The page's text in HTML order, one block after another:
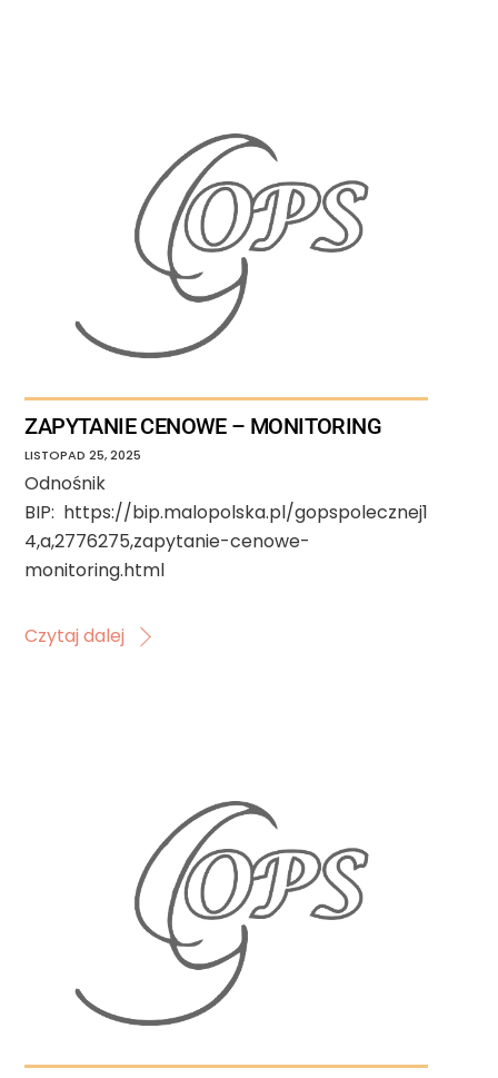
ZAPYTANIE CENOWE – MONITORING
LISTOPAD 25,2025
Odnośnik
BIP: https://bip.malopolska.pl/gopspolecznej1
4,a,2776275,zapytanie-cenowe-
monitoring.html
Czytaj dalej